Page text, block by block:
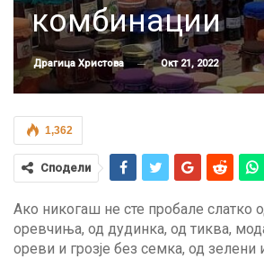
комбинации
Драгица Христова Окт 21, 2022
1,362
Сподели
Ако никогаш не сте пробале слатко
оревчиња, од дудинка, од тиква,
ореви и грозје без семка, од